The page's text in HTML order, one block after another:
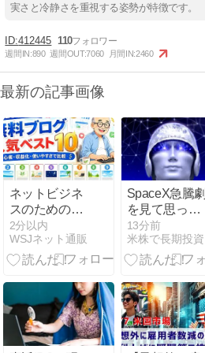
実さと冷静さを重視する姿勢が特徴です。
412445 110
週間IN:890 週間OUT:7060 月間IN:2460
最新の記事画像
ネットビジネ
スのための
【2026年最
新】無料ブロ
グ人気おすす
2分以内
WSJネット通販
SpaceX急騰劇
を見て思った
こと
13分前